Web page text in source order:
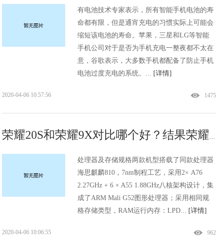
有电池技术专家表示，所有智能手机电池的寿
命都有限，但是通宵充电的习惯实际上可能会
缩短该电池的寿命。苹果，三星和LG等智能
手机公司对于是否为手机充电一整夜都不太在
意，谷歌表示，大多数手机都配备了防止手机
电池过度充电的系统。... [详情]
1475
2020-04-06 10:57:56
处理器及存储规格两款机型搭载了同款处理器
海思麒麟810，7nm制程工艺，采用2× A76
2.27GHz + 6 × A55 1.88GHz八核架构设计，集
成了ARM Mali G52图形处理器；采用相同规
格存储类型，RAM运行内存：LPD...
[详情]
962
2020-04-06 10:06:55